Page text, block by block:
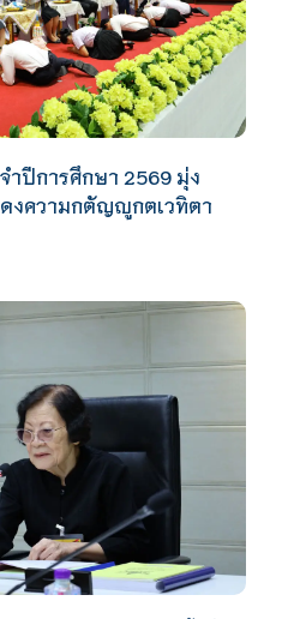
ำปีการศึกษา 2569 มุ่ง
งความกตัญญูกตเวทิตา